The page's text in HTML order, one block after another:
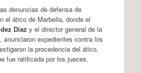
denuncias de defensa de
el ático de Marbella, donde el
Díaz y el director general de la
, anunciaron expedientes contra los
la procedencia del ático,
fue ratificada por los jueces.